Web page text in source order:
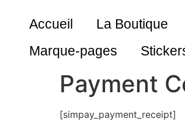
Accueil La Boutique
Marque-pages
Payment
[simpay_payment_receipt]